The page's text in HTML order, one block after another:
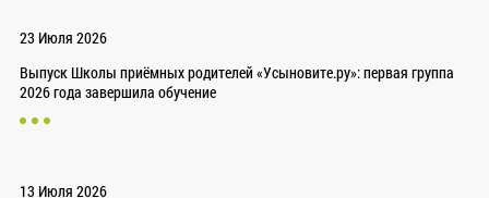
23 Июля 2026
Выпуск Школы приёмных родителей «Усыновите.ру»: первая группа
2026 года завершила обучение
13 Июля 2026